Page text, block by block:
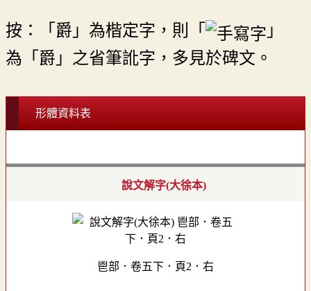
按：「爵」為楷定字，則「
」
為「爵」之省筆訛字，多見於碑文。
形體資料表
說文解字(大徐本)
鬯部．卷五下．頁2．右